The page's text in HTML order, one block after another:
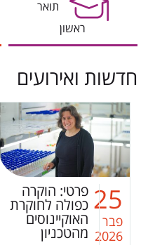
תואר
ראשון
חדשות ואירועים
24
פבר
2026
MetaSight,
אותה הקים
פרופ"ח תומר
שלומי, נמכרה